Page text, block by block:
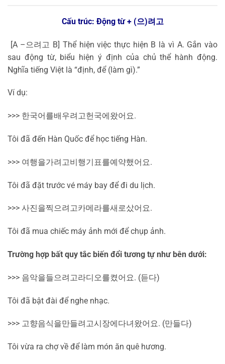
Cấu trúc: Động từ + (으)려고
[A – 으려고 B] Thể hiện việc thực hiện B là vì A. Gắn vào
sau động từ, biểu hiện ý định của chủ thể hành động.
Nghĩa tiếng Việt là “định, để (làm gì).”
Ví dụ:
>>> 한국어를배우려고헌국에 왔어요.
Tôi đã đến Hàn Quốc để học tiếng Hàn.
>>> 여행을가려고비행기표를예약했어요.
Tôi đã đặt trước vé máy bay để đi du lịch.
>>> 사진을찍으려고카메라를새로샀어요.
Tôi đã mua chiếc máy ảnh mới để chụp ảnh.
Trường hợp bất quy tắc biến đổi tương tự như bên dưới:
>>> 음악을들으려고라디오를켰어요. (듣다)
Tôi đã bật đài để nghe nhạc.
>>> 고향음식을만들려고시장에 다녀왔어요. (만들다)
Tôi vừa ra chợ về để làm món ăn quê hương.